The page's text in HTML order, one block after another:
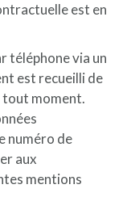
est en
téléphone via un
est recueilli de
tout moment.
numéro de
aux
mentions